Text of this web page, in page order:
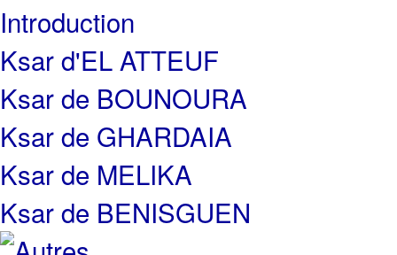
Introduction
Ksar d'EL ATTEUF
Ksar de BOUNOURA
Ksar de GHARDAIA
Ksar de MELIKA
Ksar de BENISGUEN